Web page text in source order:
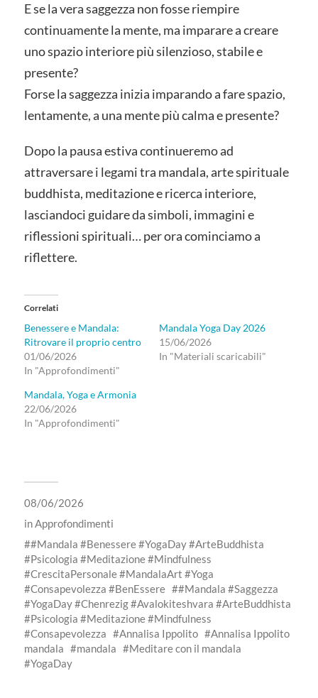
E se la vera saggezza non fosse riempire
continuamente la mente, ma imparare a creare
uno spazio interiore più silenzioso, stabile e
presente?
Forse la saggezza inizia imparando a fare spazio,
lentamente, a una mente più calma e presente?
Dopo la pausa estiva continueremo ad
attraversare i legami tra mandala, arte spirituale
buddhista, meditazione e ricerca interiore,
lasciandoci guidare da simboli, immagini e
riflessioni spirituali… per ora cominciamo a
riflettere.
Correlati
Benessere e Mandala:
Ritrovare il proprio centro
01/06/2026
In "Approfondimenti"
Mandala Yoga Day 2026
15/06/2026
In "Materiali scaricabili"
Mandala, Yoga e Armonia
22/06/2026
In "Approfondimenti"
08/06/2026
inApprofondimenti
#Mandala #Benessere #YogaDay #ArteBuddhista
#Psicologia #Meditazione #Mindfulness
#CrescitaPersonale #MandalaArt #Yoga
#Consapevolezza #BenEssere
#Mandala #Saggezza
#YogaDay #Chenrezig #Avalokiteshvara #ArteBuddhista
#Psicologia #Meditazione #Mindfulness
#Consapevolezza
Annalisa Ippolito
Annalisa Ippolito
mandala
mandala
Meditare con il mandala
YogaDay